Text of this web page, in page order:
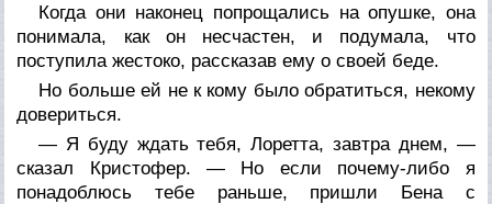
Когда они наконец попрощались на опушке, она
понимала, как он несчастен, и подумала, что
поступила жестоко, рассказав ему о своей беде.
Но больше ей не к кому было обратиться, некому
довериться.
— Я буду ждать тебя, Лоретта, завтра днем, —
сказал Кристофер. — Но если почему-либо я
понадоблюсь тебе раньше, пришли Бена с